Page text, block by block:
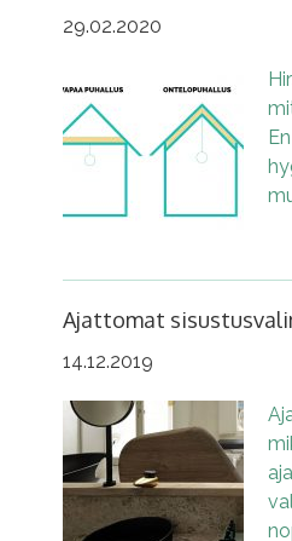
29.02.2020
Ajattomat
14.12.2019